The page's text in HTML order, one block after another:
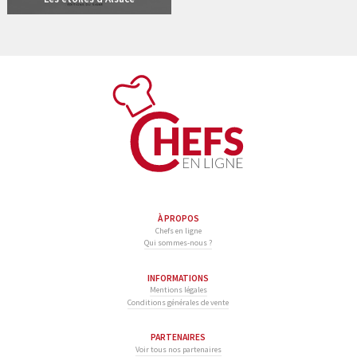
À PROPOS
Chefs en ligne
Qui sommes-nous ?
INFORMATIONS
Mentions légales
Conditions générales de vente
PARTENAIRES
Voir tous nos partenaires